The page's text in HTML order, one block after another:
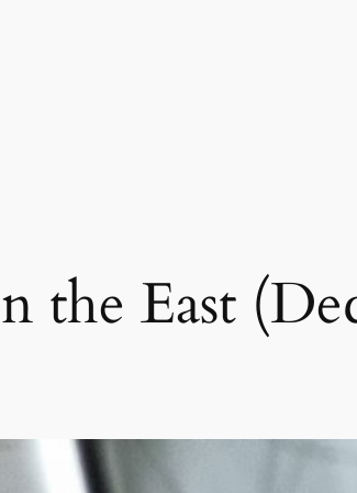
the East